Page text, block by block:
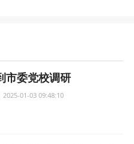
市委党校调研
01-03 09:48:10